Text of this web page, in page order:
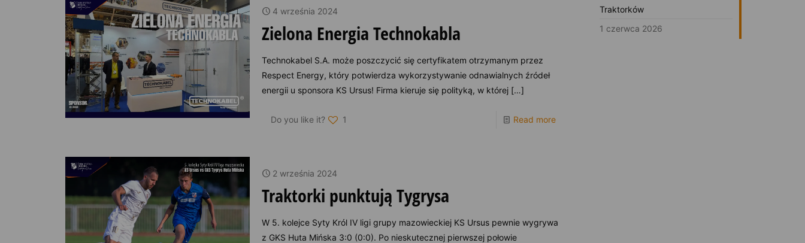
4 września 2024
Zielona Energia Technokabla
Technokabel S.A. może poszczycić się certyfikatem otrzymanym przez
Respect Energy, który potwierdza wykorzystywanie odnawialnych źródeł
energii u sponsora KS Ursus! Firma kieruje się polityką, w której […]
Do you like it? 1 Read more
2 września 2024
Traktorki punktują Tygrysa
W 5. kolejce Syty Król IV ligi grupy mazowieckiej KS Ursus pewnie wygrywa
z GKS Huta Mińska 3:0 (0:0). Po nieskutecznej pierwszej połowie
Traktorków
1 czerwca 2026